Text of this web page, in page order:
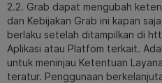
2.2. Grab dapat mengubah
dan Kebijakan Grab ini kapan
berlaku setelah ditampilkan di
Aplikasi atau Platfom terkait.
untuk meninjau Ketentuan
teratur. Penggunaan